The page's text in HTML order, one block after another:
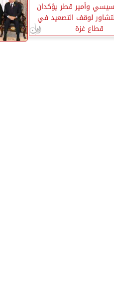
وأمير قطر يؤكدان
لوقف التصعيد في
قطاع غزة